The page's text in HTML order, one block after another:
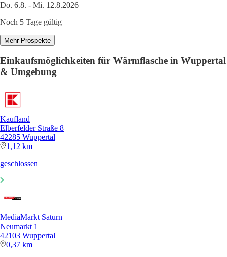
Do. 6.8. - Mi. 12.8.2026
Noch 5 Tage gültig
Mehr Prospekte
Einkaufsmöglichkeiten für Wärmflasche in Wuppertal
& Umgebung
Kaufland
Elberfelder Straße 8
42285 Wuppertal
1,12 km
geschlossen
MediaMarkt Saturn
Neumarkt 1
42103 Wuppertal
0,37 km